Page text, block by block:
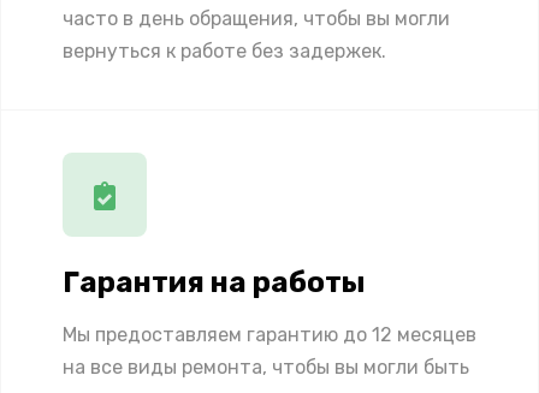
часто в день обращения, чтобы вы могли
вернуться к работе без задержек.
Гарантия на работы
Мы предоставляем гарантию до 12 месяцев
на все виды ремонта, чтобы вы могли быть